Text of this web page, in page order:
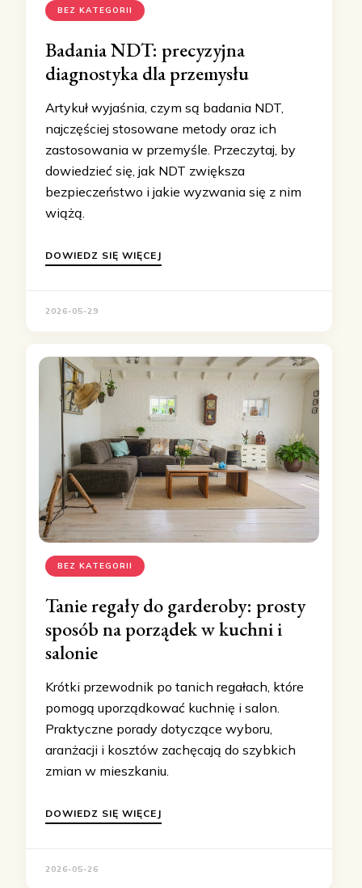
BEZ KATEGORII
Badania NDT: precyzyjna
diagnostyka dla przemysłu
Artykuł wyjaśnia, czym są badania NDT,
najczęściej stosowane metody oraz ich
zastosowania w przemyśle. Przeczytaj, by
dowiedzieć się, jak NDT zwiększa
bezpieczeństwo i jakie wyzwania się z nim
wiążą.
DOWIEDZ SIĘ WIĘCEJ
2026-05-29
BEZ KATEGORII
Tanie regały do garderoby: prosty
sposób na porządek w kuchni i
salonie
Krótki przewodnik po tanich regałach, które
pomogą uporządkować kuchnię i salon.
Praktyczne porady dotyczące wyboru,
aranżacji i kosztów zachęcają do szybkich
zmian w mieszkaniu.
DOWIEDZ SIĘ WIĘCEJ
2026-05-26